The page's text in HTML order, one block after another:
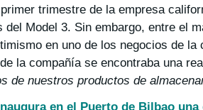
trimestre de la empresa
del Model 3. Sin embargo, entre el
en uno de los negocios de
la compañía se encontraba una
de nuestros productos de
en el Puerto de Bilbao